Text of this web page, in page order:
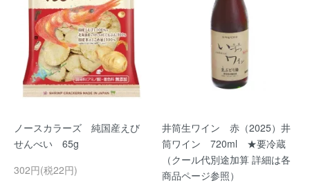
ノースカラーズ 純国産えび
せんべい 65g
302円(税22円)
井筒生ワイン 赤（2025）井
筒ワイン 720ml ★要冷蔵
（クール代別途加算 詳細は各
商品ページ参照）